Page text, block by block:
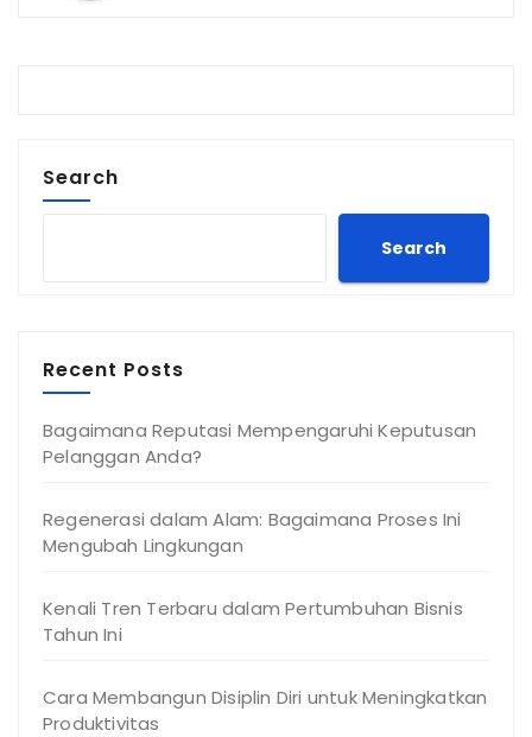
Search
Search
Recent Posts
Bagaimana Reputasi Mempengaruhi Keputusan
Pelanggan Anda?
Regenerasi dalam Alam: Bagaimana Proses Ini
Mengubah Lingkungan
Kenali Tren Terbaru dalam Pertumbuhan Bisnis
Tahun Ini
Cara Membangun Disiplin Diri untuk Meningkatkan
Produktivitas